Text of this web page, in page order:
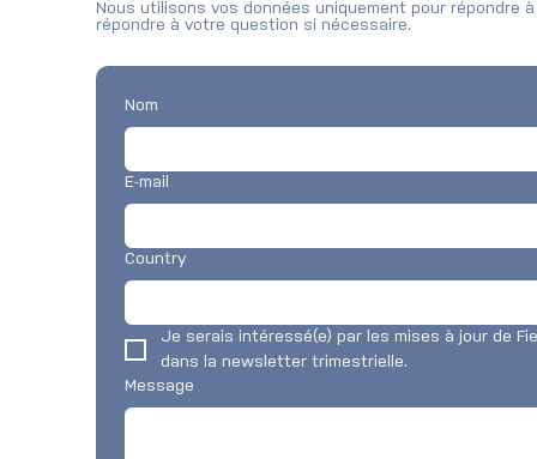
Nous utilisons vos données uniquement pour répondre
répondre à votre question si nécessaire.
Nom
E-mail
Country
Je serais intéressé(e) par les mises à jour de
dans la newsletter trimestrielle.
Message